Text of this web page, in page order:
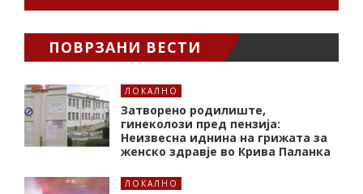
ПОВРЗАНИ ВЕСТИ
ЛОКАЛНО
Затворено родилиште,
гинеколози пред пензија:
Неизвесна иднина на грижата за
женско здравје во Крива Паланка
ЛОКАЛНО